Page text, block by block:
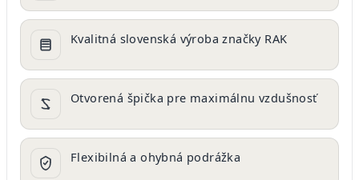
Kvalitná slovenská výroba značky RAK
Otvorená špička pre maximálnu vzdušnosť
Flexibilná a ohybná podrážka